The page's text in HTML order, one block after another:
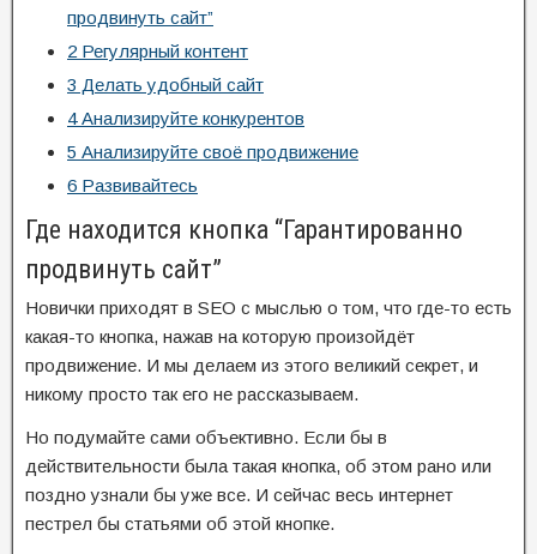
продвинуть сайт”
2 Регулярный контент
3 Делать удобный сайт
4Анализируйте конкурентов
5 Анализируйте своё продвижение
6 Развивайтесь
Где находится кнопка “Гарантированно
продвинуть сайт”
Новички приходят в SEO с мыслью о том, что где-то есть
какая-то кнопка, нажав на которую произойдёт
продвижение. И мы делаем из этого великий секрет, и
никому просто так его не рассказываем.
Но подумайте сами объективно. Если бы в
действительности была такая кнопка, об этом рано или
поздно узнали бы уже все. И сейчас весь интернет
пестрел бы статьями об этой кнопке.